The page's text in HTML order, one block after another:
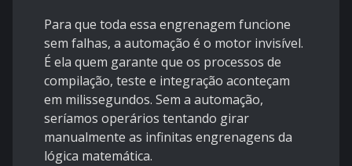
Para que toda essa engrenagem funcione
sem falhas, a automação é o motor invisível.
É ela quem garante que os processos de
compilação, teste e integração aconteçam
em milissegundos. Sem a automação,
seríamos operários tentando girar
manualmente as infinitas engrenagens da
lógica matemática.